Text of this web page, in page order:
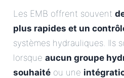
Les EMB offrent souvent
plus rapides et un
systèmes hydrauliques. Ils
lorsque aucun groupe
souhaité ou une